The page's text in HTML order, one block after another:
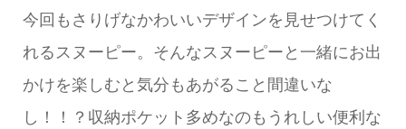
今回もさりげなかわいいデザインを見せつけてく
れるスヌーピー。そんなスヌーピーと一緒にお出
かけを楽しむと気分もあがること間違いな
し！！？収納ポケット多めなのもうれしい便利な